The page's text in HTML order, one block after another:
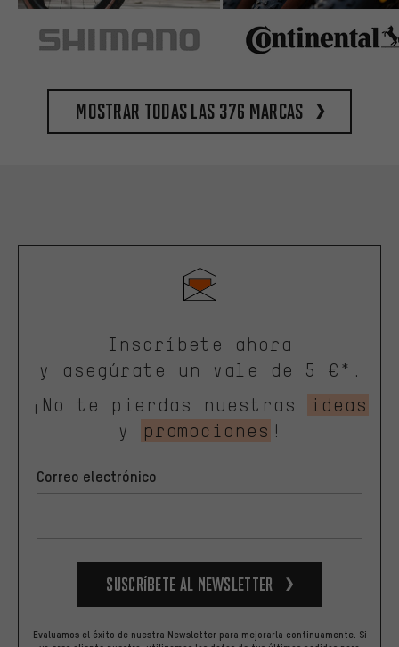
Mostrar todas las 376 marcas
Inscríbete ahora
y asegúrate un vale de 5 €*.
¡No te pierdas nuestras
ideas
y
promociones !
Correo electrónico
Suscríbete al newsletter
Evaluamos el éxito de nuestra Newsletter para mejorarla continuamente. Si